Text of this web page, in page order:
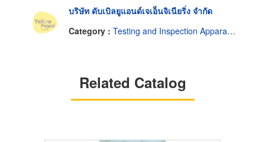
บริษัท ดับเบิลยูแอนด์เจเอ็นจิเนียริ่ง จำกัด
Category : Testing and Inspection Apparatus
Related Catalog